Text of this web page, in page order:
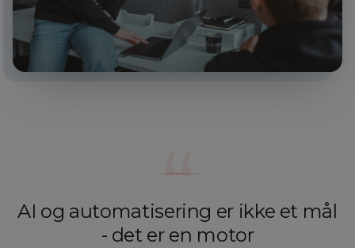
“
AI og automatisering er ikke et mål
- det er en motor